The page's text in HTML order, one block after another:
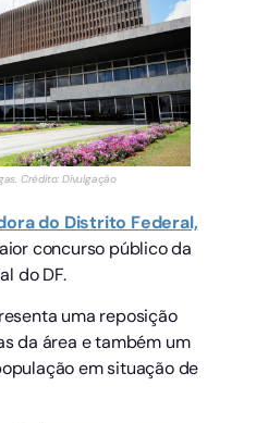
Crédito: Divulgação
do Distrito Federal,
concurso público da
do DF.
uma reposição
da área e também um
em situação de